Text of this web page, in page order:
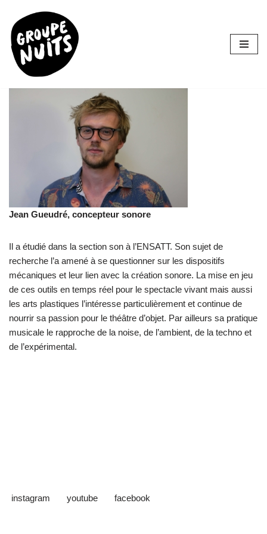
Aller
au
contenu
Jean Gueudré, concepteur sonore
Il a étudié dans la section son à l’ENSATT. Son sujet de
recherche l’a amené à se questionner sur les dispositifs
mécaniques et leur lien avec la création sonore. La mise en jeu
de ces outils en temps réel pour le spectacle vivant mais aussi
les arts plastiques l’intéresse particulièrement et continue de
nourrir sa passion pour le théâtre d’objet. Par ailleurs sa pratique
musicale le rapproche de la noise, de l’ambient, de la techno et
de l’expérimental.
instagram youtube facebook